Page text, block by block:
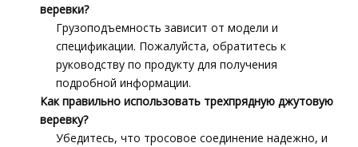
веревки?
Грузоподъемность зависит от модели и
спецификации. Пожалуйста, обратитесь к
руководству по продукту для получения
подробной информации.
Как правильно использовать трехпрядную джутовую
веревку?
Убедитесь, что тросовое соединение надежно, и